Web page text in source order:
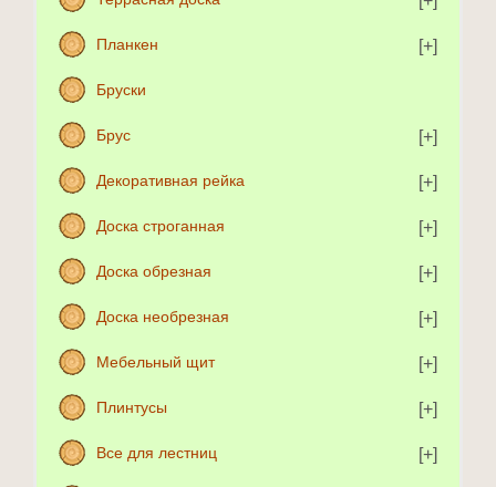
Планкен
Бруски
Брус
Декоративная рейка
Доска строганная
Доска обрезная
Доска необрезная
Мебельный щит
Плинтусы
Все для лестниц